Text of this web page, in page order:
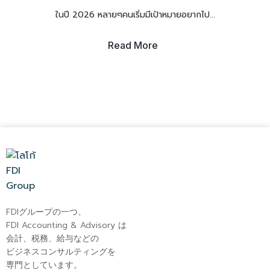
ในปี 2026 หลายๆคนเริ่มมีเป้าหมายอยากไป...
Read More
FDIグループの一つ、
FDI Accounting & Advisory は
会計、税務、給与などの
ビジネスコンサルティングを
専門としています。